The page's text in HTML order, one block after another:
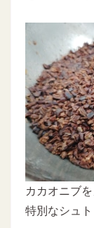
カカオニブ
特別なシュ